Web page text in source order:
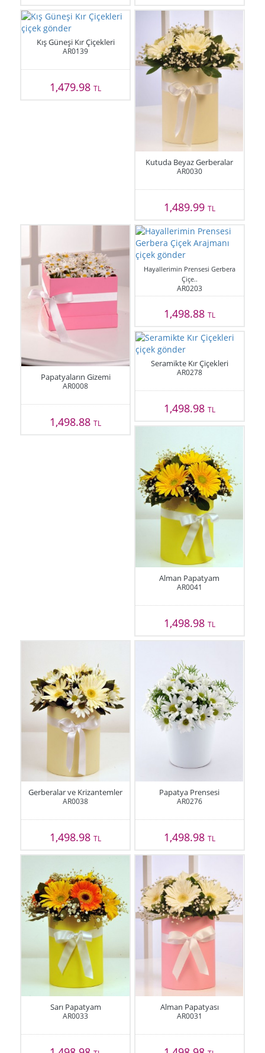
Kış Güneşi Kır Çiçekleri
AR0139
1,479.98TL
Kutuda Beyaz Gerberalar
AR0030
1,489.99 TL
Papatyaların Gizemi
AR0008
1,498.88TL
Hayallerimin Prensesi Gerbera
Çiçe..
AR0203
1,498.88 TL
Seramikte Kır Çiçekleri
AR0278
1,498.98 TL
Alman Papatyam
AR0041
1,498.98 TL
Gerberalar ve Krizantemler
AR0038
1,498.98TL
Papatya Prensesi
AR0276
1,498.98 TL
Sarı Papatyam
AR0033
Alman Papatyası
AR0031